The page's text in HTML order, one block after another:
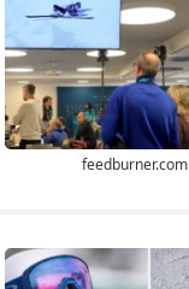
feedburner.com